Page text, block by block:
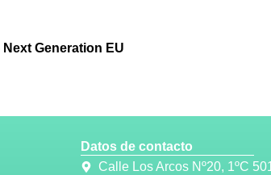
Generation EU
Datos de contacto
Calle Los Arcos Nº20, 1ºC